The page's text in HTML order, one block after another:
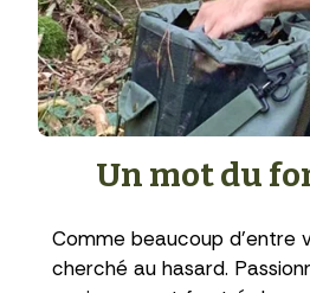
Un mot du
Comme beaucoup d’entre
cherché au hasard.